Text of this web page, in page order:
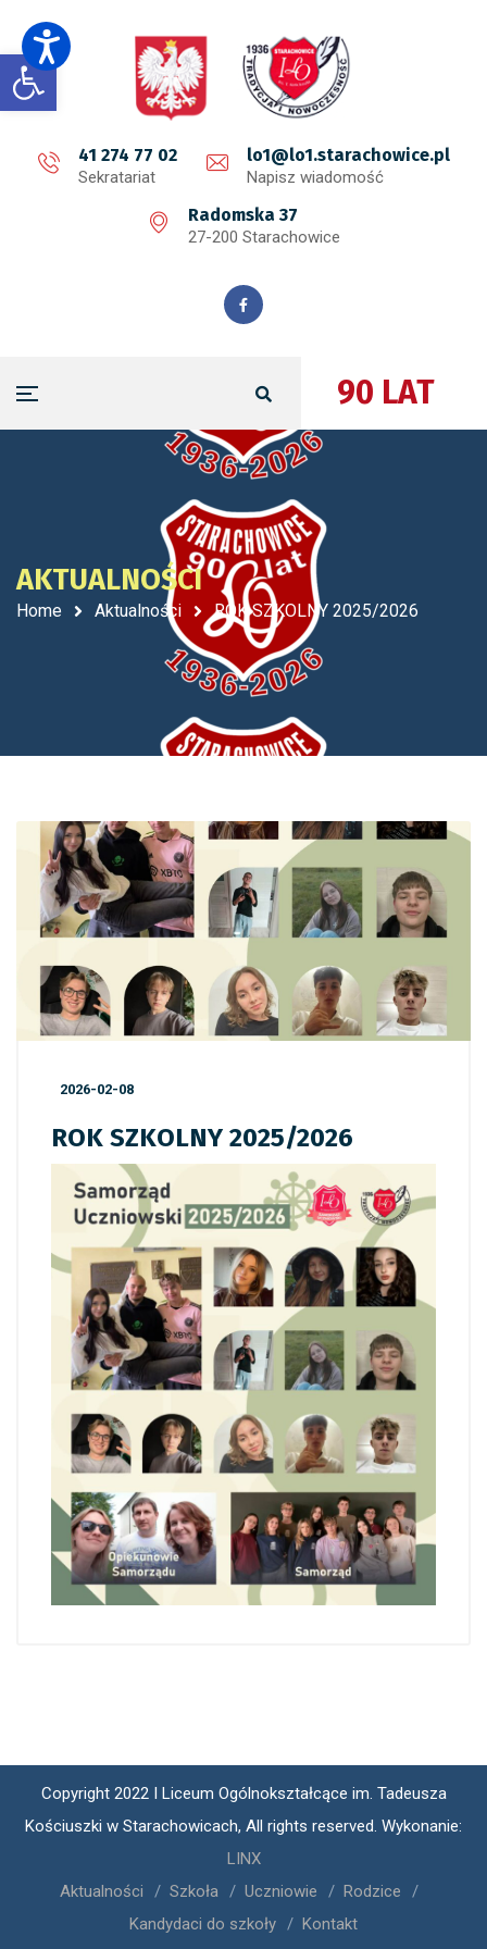
Open toolbar
41 274 77 02
Sekratariat
lo1@lo1.starachowice.pl
Napisz wiadomość
Radomska 37
27-200 Starachowice
90 LAT
AKTUALNOŚCI
Home Aktualności ROK SZKOLNY 2025/2026
2026-02-08
ROK SZKOLNY 2025/2026
Copyright 2022 I Liceum Ogólnokształcące im. Tadeusza
Kościuszki w Starachowicach, All rights reserved. Wykonanie:
LINX
Aktualności
Szkoła Uczniowie
Rodzice
Kandydaci do szkoły
Kontakt